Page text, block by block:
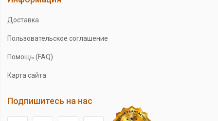
Доставка
Пользовательское соглашение
Помощь (FAQ)
Карта сайта
Подпишитесь на нас